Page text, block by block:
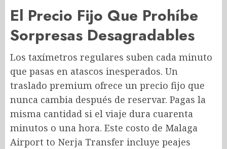
El Precio Fijo Que Prohíbe
Sorpresas Desagradables
Los taxímetros regulares suben cada minuto
que pasas en atascos inesperados. Un
traslado premium ofrece un precio fijo que
nunca cambia después de reservar. Pagas la
misma cantidad si el viaje dura cuarenta
minutos o una hora. Este costo de Malaga
Airport to Nerja Transfer incluye peajes